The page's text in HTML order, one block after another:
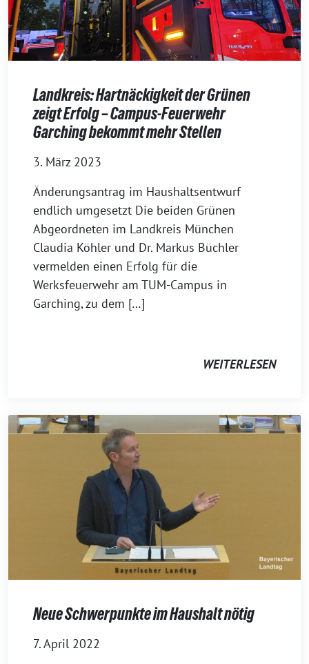
Landkreis: Hartnäckigkeit der Grünen
zeigt Erfolg – Campus-Feuerwehr
Garching bekommt mehr Stellen
3. März 2023
Änderungsantrag im Haushaltsentwurf
endlich umgesetzt Die beiden Grünen
Abgeordneten im Landkreis München
Claudia Köhler und Dr. Markus Büchler
vermelden einen Erfolg für die
Werksfeuerwehr am TUM-Campus in
Garching, zu dem […]
WEITERLESEN
Neue Schwerpunkte im Haushalt nötig
7. April 2022